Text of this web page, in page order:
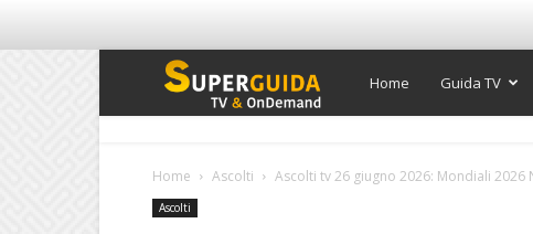
Super
Home Guida TV
Home Ascolti Ascolti tv 26 giugno 2026: Mondiali 2026
Ascolti